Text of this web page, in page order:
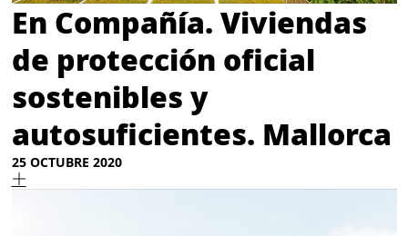
En Compañía. Viviendas
de protección oficial
sostenibles y
autosuficientes. Mallorca
25 OCTUBRE 2020